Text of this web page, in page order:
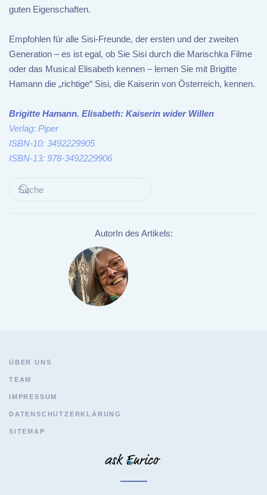
guten Eigenschaften.
Empfohlen für alle Sisi-Freunde, der ersten und der zweiten
Generation – es ist egal, ob Sie Sisi durch die Marischka Filme
oder das Musical Elisabeth kennen – lernen Sie mit Brigitte
Hamann die „richtige“ Sisi, die Kaiserin von Österreich, kennen.
Brigitte Hamann. Elisabeth: Kaiserin wider Willen
Verlag: Piper
ISBN-10: 3492229905
ISBN-13: 978-3492229906
AutorIn des Artikels:
ÜBER UNS
TEAM
IMPRESSUM
DATENSCHUTZERKLÄRUNG
SITEMAP